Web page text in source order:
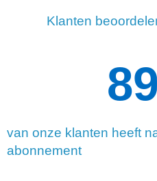
Klanten
van onze klanten heeft
abonnement
90